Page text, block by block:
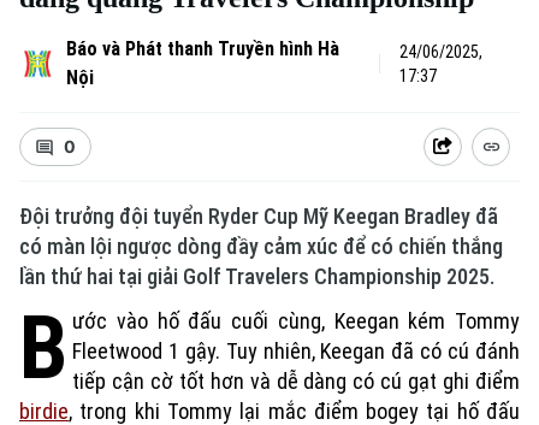
Báo và Phát thanh Truyền hình Hà
Nội
24/06/2025,
17:37
0
Đội trưởng đội tuyển Ryder Cup Mỹ Keegan Bradley đã
có màn lội ngược dòng đầy cảm xúc để có chiến thắng
lần thứ hai tại giải Golf Travelers Championship 2025.
B ước vào hố đấu cuối cùng, Keegan kém Tommy
Fleetwood 1 gậy. Tuy nhiên, Keegan đã có cú đánh
tiếp cận cờ tốt hơn và dễ dàng có cú gạt ghi điểm
birdie, trong khi Tommy lại mắc điểm bogey tại hố đấu